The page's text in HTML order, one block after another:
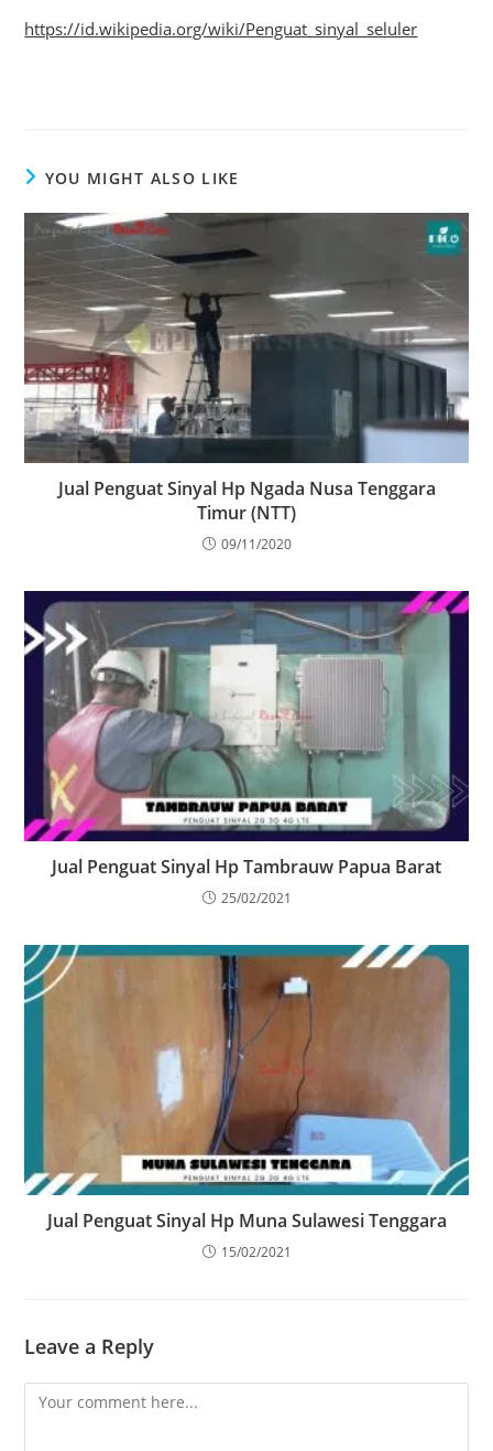
https://id.wikipedia.org/wiki/Penguat_sinyal_seluler
YOU MIGHT ALSO LIKE
Jual Penguat Sinyal Hp Ngada Nusa Tenggara
Timur (NTT)
09/11/2020
Jual Penguat Sinyal Hp Tambrauw Papua Barat
25/02/2021
Jual Penguat Sinyal Hp Muna Sulawesi Tenggara
15/02/2021
Leave a Reply
Comment